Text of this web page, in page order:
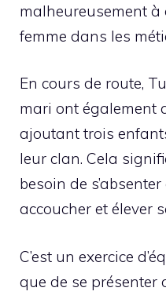
malheureusement à
femme dans les
En cours de route,
mari ont également
ajoutant trois
leur clan. Cela
besoin de
accoucher et élever
C’est un exercice
que de se présenter